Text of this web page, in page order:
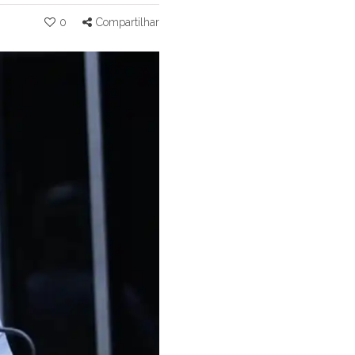
0 Compartilhar